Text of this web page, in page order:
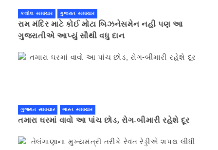
કલોલ સમાચાર ગુજરાત સમાચાર
રામ મંદિર માટે કોઈ મોટા બિઝનેસમેન નહી પણ આ
ગુજરાતીએ આપ્યું સૌથી વધુ દાન
ગુજરાત સમાચાર ભારત સમાચાર
તમારા ઘરમાં વાવો આ પાંચ છોડ, રોગ-બીમારી રહેશે દૂર